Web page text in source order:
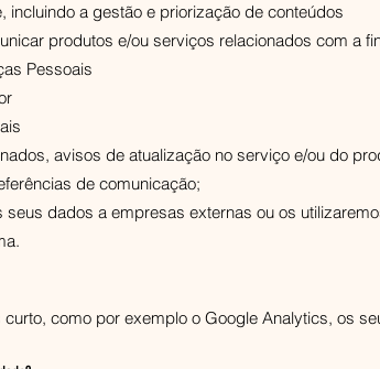
incluindo a gestão e priorização de conteúdos
produtos e/ou serviços relacionados com a
Pessoais
avisos de atualização no serviço e/ou do
de comunicação;
dados a empresas externas ou os
como por exemplo o Google Analytics, os